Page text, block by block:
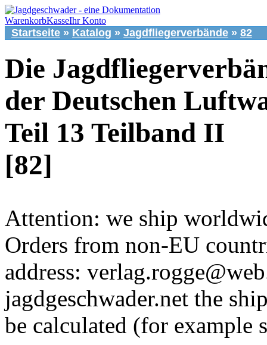
WarenkorbKasseIhr Konto
Startseite » Katalog » Jagdfliegerverbände » 82
Die
der Deutschen
Teil 13 Teilband II
[82]
Attention: we ship
Orders from non-EU
address:
jagdgeschwader.net the
be calculated (for example